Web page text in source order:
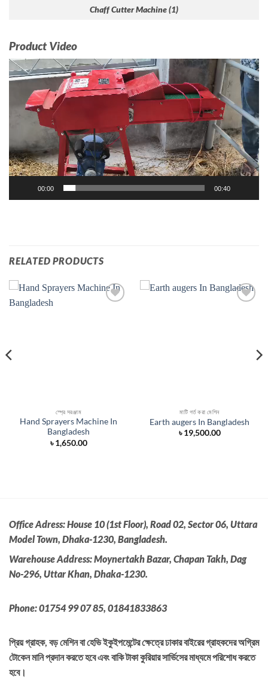
Chaff Cutter Machine (1)
Product Video
Video
Player
00:00 00:40
RELATED PRODUCTS
স্প্রে সরঞ্জাম
Hand Sprayers Machine In
Bangladesh
৳1,650.00
মাটি গর্ত করা মেশিন
Earth augers In Bangladesh
৳19,500.00
Office Adress:House 10 (1st Floor), Road 02, Sector 06, Uttara
Model Town, Dhaka-1230, Bangladesh.
Warehouse Address: Moynertakh Bazar, Chapan Takh, Dag
No-296, Uttar Khan, Dhaka-1230.
Phone: 01754 99 07 85, 01841833863
প্রিয় গ্রাহক, বড় মেশিন বা হেভি ইকুইপমেন্টের ক্ষেত্রে ঢাকার বাইরের গ্রাহকদের অগ্রিম
টোকেন মানি প্রদান করতে হবে এবং বাকি টাকা কুরিয়ার সার্ভিসের মাধ্যমে পরিশোধ করতে
হবে।